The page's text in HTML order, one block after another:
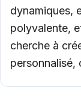
dynamiques,
polyvalente,
cherche à
personnalisé,